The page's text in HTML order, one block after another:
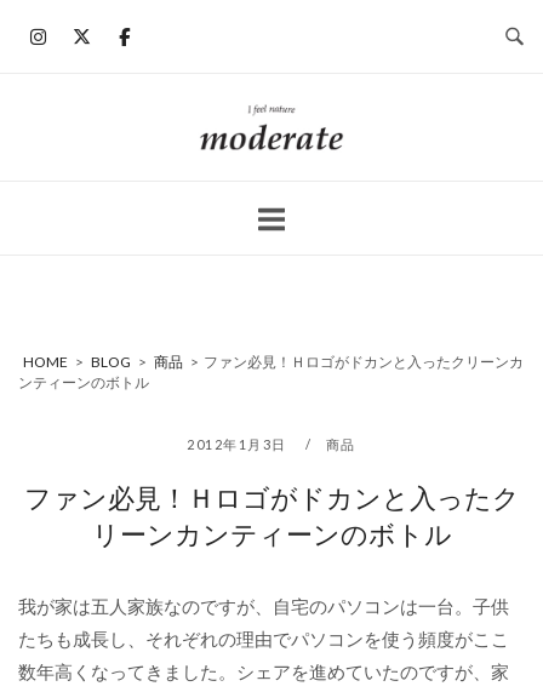
ホ
ー
HOME > BLOG > 商品 > ファン必見！Ｈロゴがドカンと入ったクリーンカ
ンティーンのボトル
2012年1月3日 商品
ファン必見！Ｈロゴがドカンと入ったク
リーンカンティーンのボトル
我が家は五人家族なのですが、自宅のパソコンは一台。子供
たちも成長し、それぞれの理由でパソコンを使う頻度がここ
数年高くなってきました。シェアを進めていたのですが、家